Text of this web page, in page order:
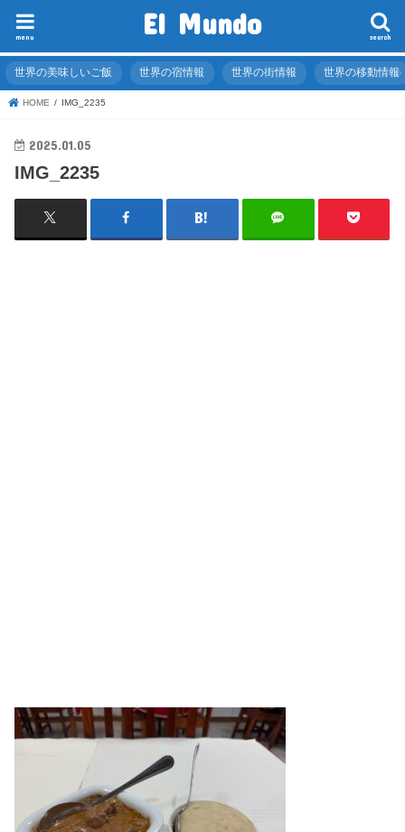
El Mundo search
menu
世界の美味しいご飯 世界の宿情報 世界の街情報 世界の移動情報
HOME IMG_2235
2025.01.05
IMG_2235